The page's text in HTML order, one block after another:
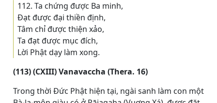
112. Ta chứng được Ba minh,
Ðạt được đại thiền định,
Tâm chỉ được thiện xảo,
Ta đạt được mục đích,
Lời Phật dạy làm xong.
(113) (CXIII) Vanavaccha (Thera. 16)
Trong thời Đức Phật hiện tại, ngài sanh làm con một